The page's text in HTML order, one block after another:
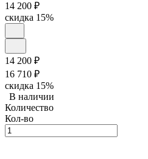
14 200 ₽
скидка 15%
14 200 ₽
16 710 ₽
скидка 15%
В наличии
Количество
Кол-во